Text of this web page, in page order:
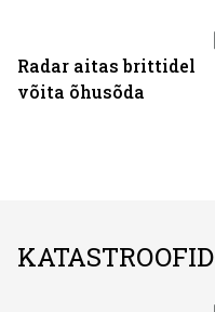
Radar aitas brittidel
võita õhusõda
KATASTROOFID